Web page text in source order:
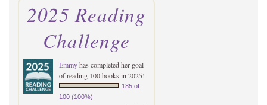
2025 Reading
Challenge
Emmyhas completed her goal
of reading 100 books in 2025!
185 of
100 (100%)